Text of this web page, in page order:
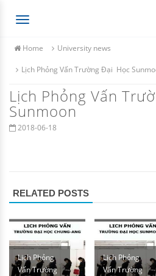
Toggle
Home University news
Lịch Phỏng Vấn Trường Đại Học
Lịch Phỏng Vấn
Sunmoon
2018-06-18
RELATED POSTS
Lịch Phỏng
Vấn Trường
Lịch Phỏng
Vấn Trường